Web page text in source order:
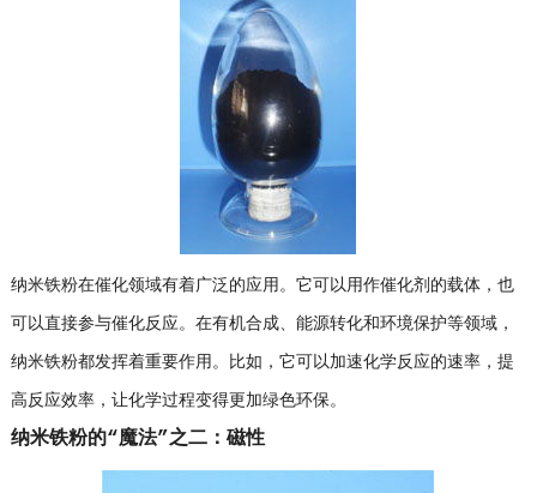
纳米铁粉在催化领域有着广泛的应用。它可以用作催化剂的载体，也
可以直接参与催化反应。在有机合成、能源转化和环境保护等领域，
纳米铁粉都发挥着重要作用。比如，它可以加速化学反应的速率，提
高反应效率，让化学过程变得更加绿色环保。
纳米铁粉的“魔法”之二：磁性